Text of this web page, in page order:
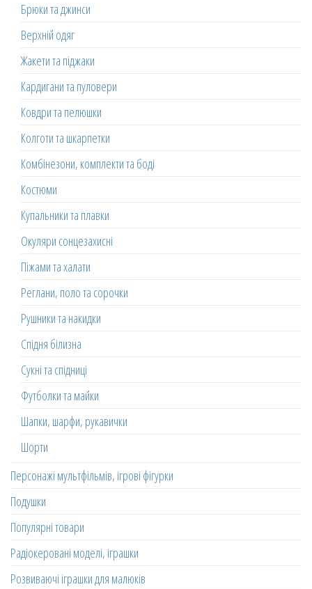
Брюки та джинси
Верхній одяг
Жакети та піджаки
Кардигани та пуловери
Ковдри та пелюшки
Колготи та шкарпетки
Комбінезони, комплекти та боді
Костюми
Купальники та плавки
Окуляри сонцезахисні
Піжами та халати
Реглани, поло та сорочки
Рушники та накидки
Спідня білизна
Сукні та спідниці
Футболки та майки
Шапки, шарфи, рукавички
Шорти
Персонажі мультфільмів, ігрові фігурки
Подушки
Популярні товари
Радіокеровані моделі, іграшки
Розвиваючі іграшки для малюків